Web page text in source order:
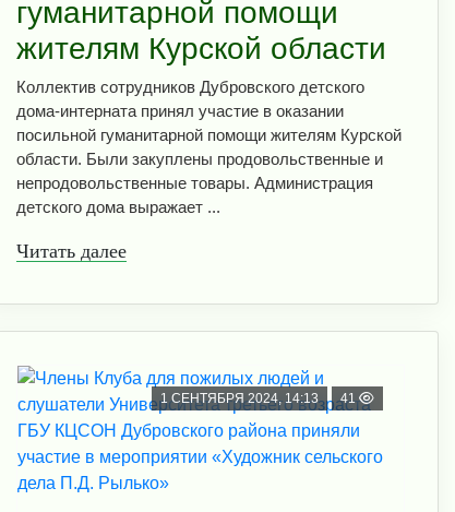
гуманитарной помощи
жителям Курской области
Коллектив сотрудников Дубровского детского
дома-интерната принял участие в оказании
посильной гуманитарной помощи жителям Курской
области. Были закуплены продовольственные и
непродовольственные товары. Администрация
детского дома выражает ...
Читать далее
1 СЕНТЯБРЯ 2024, 14:13 41